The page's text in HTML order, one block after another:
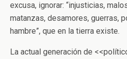
excusa, ignorar: “injusticias,
matanzas, desamores, guerras,
hambre”, que en la tierra existe.
La actual generación de